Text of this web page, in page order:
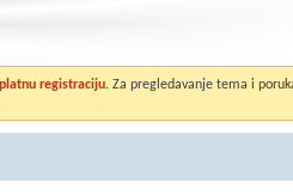
registraciju. Za pregledavanje tema i